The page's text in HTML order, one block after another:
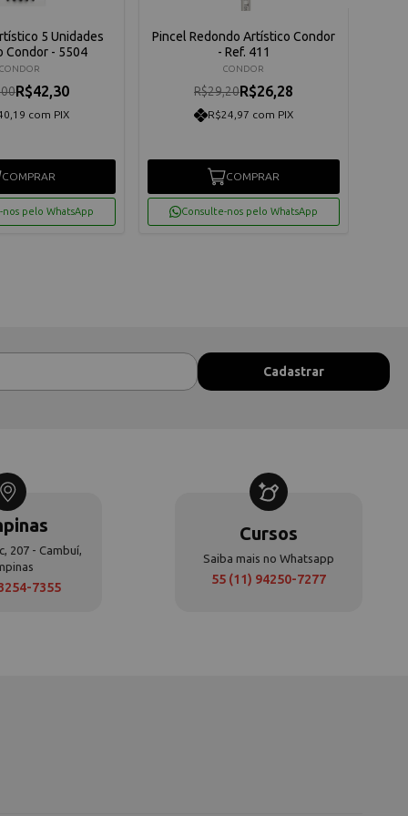
5 Unidades
Condor - 5504
CONDOR
R$42,30
com PIX
COMPRAR
nos pelo WhatsApp
Pincel Redondo Artístico Condor
- Ref. 411
CONDOR
R$29,20R$26,28
R$24,97 com PIX
COMPRAR
Consulte-nos pelo WhatsApp
207 - Cambuí,
7355
Cursos
Saiba mais no Whatsapp
55 (11) 94250-7277